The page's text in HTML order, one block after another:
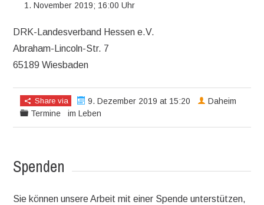
November 2019; 16:00 Uhr
DRK-Landesverband Hessen e.V.
Abraham-Lincoln-Str. 7
65189 Wiesbaden
Share via
9. Dezember 2019 at 15:20
Termine
Daheim
im Leben
Spenden
Sie können unsere Arbeit mit einer Spende unterstützen,